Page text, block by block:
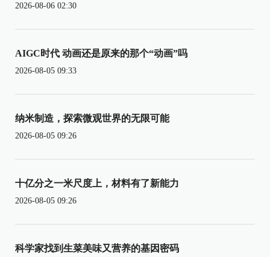
2026-08-06 02:30
AIGC时代 动画还是原来的那个“动画”吗
2026-08-05 09:33
纳米制造，探索微观世界的无限可能
2026-08-05 09:26
十亿分之一米尺度上，材料有了新能力
2026-08-05 09:26
科学家找到生菜美味又营养的基因密码